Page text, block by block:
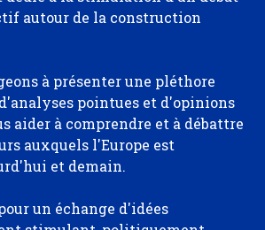
autour de la construction
à présenter une pléthore
pointues et d'opinions
aider à comprendre et à débattre
auxquels l'Europe est
et demain.
un échange d'idées